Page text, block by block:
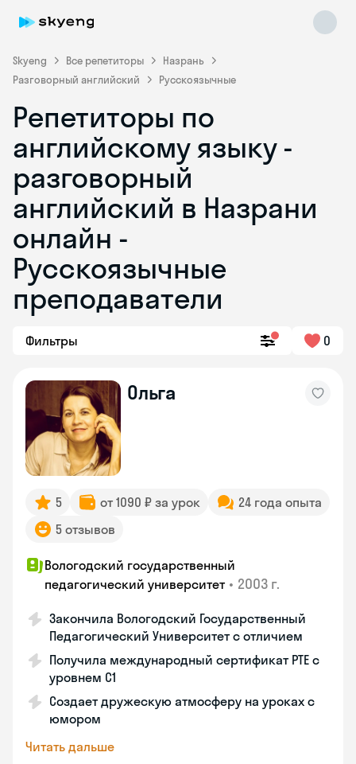
Skyeng Все репетиторы
Назрань
Разговорный английский
Русскоязычные
Репетиторы по
английскому языку -
разговорный
английский в Назрани
онлайн -
Русскоязычные
преподаватели
Фильтры 0
Ольга
5 от 1090 ₽ за урок
24 года опыта
5 отзывов
Вологодский государственный
педагогический университет • 2003 г.
Закончила Вологодский Государственный
Педагогический Университет с отличием
Получила международный сертификат PTE с
уровнем C1
Создает дружескую атмосферу на уроках с
юмором
Читать дальше
Skyeng Chat